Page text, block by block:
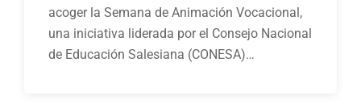
acoger la Semana de Animación Vocacional,
una iniciativa liderada por el Consejo Nacional
de Educación Salesiana (CONESA)…